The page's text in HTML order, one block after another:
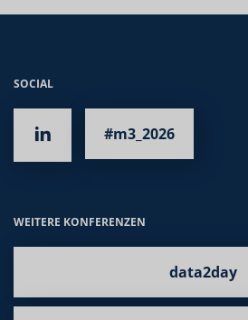
SOCIAL
#m3_2026
WEITERE KONFERENZEN
data2day